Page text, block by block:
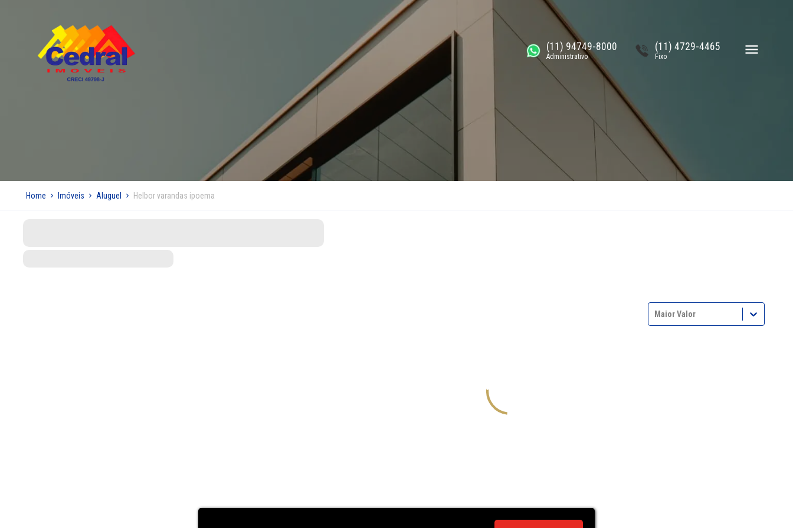
(11) 94749-8000
Administrativo
(11) 4729-4465
Fixo
Home Imóveis Aluguel Helbor varandas ipoema
Maior Valor